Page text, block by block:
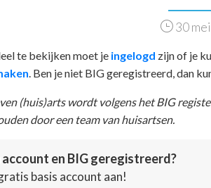
30
te bekijken moet je ingelogd zijn of je
. Ben je niet BIG geregistreerd, dan
(huis)arts wordt volgens het BIG
door een team van huisartsen.
account en BIG geregistreerd?
basis account aan!